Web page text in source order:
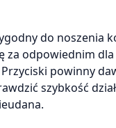
do
odpowiednim
powinny
szybkość